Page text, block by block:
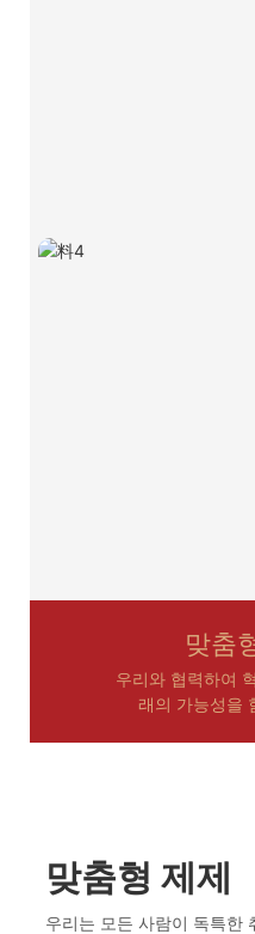
맞춤
우리와 협력하여
래의 가능성을
맞춤형 제제
우리는 모든 사람이 독특한